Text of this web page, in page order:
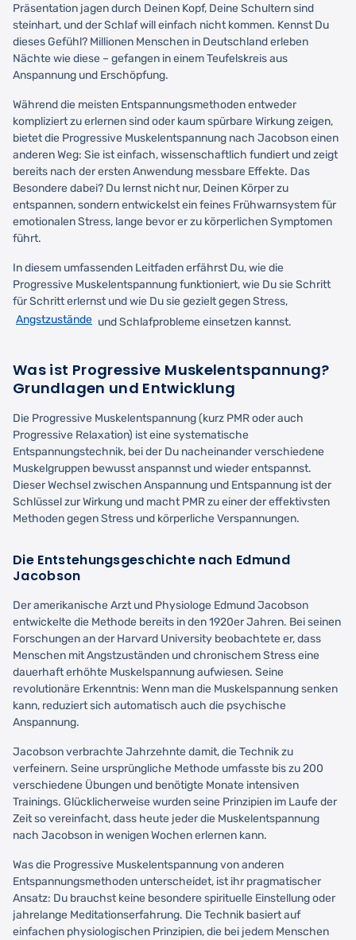
Präsentation jagen durch Deinen Kopf, Deine Schultern sind
steinhart, und der Schlaf will einfach nicht kommen. Kennst Du
dieses Gefühl? Millionen Menschen in Deutschland erleben
Nächte wie diese – gefangen in einem Teufelskreis aus
Anspannung und Erschöpfung.
Während die meisten Entspannungsmethoden entweder
kompliziert zu erlernen sind oder kaum spürbare Wirkung zeigen,
bietet die Progressive Muskelentspannung nach Jacobson einen
anderen Weg: Sie ist einfach, wissenschaftlich fundiert und zeigt
bereits nach der ersten Anwendung messbare Effekte. Das
Besondere dabei? Du lernst nicht nur, Deinen Körper zu
entspannen, sondern entwickelst ein feines Frühwarnsystem für
emotionalen Stress, lange bevor er zu körperlichen Symptomen
führt.
In diesem umfassenden Leitfaden erfährst Du, wie die
Progressive Muskelentspannung funktioniert, wie Du sie Schritt
für Schritt erlernst und wie Du sie gezielt gegen Stress,
Angstzustände und Schlafprobleme einsetzen kannst.
Was ist Progressive Muskelentspannung?
Grundlagen und Entwicklung
Die Progressive Muskelentspannung (kurz PMR oder auch
Progressive Relaxation) ist eine systematische
Entspannungstechnik, bei der Du nacheinander verschiedene
Muskelgruppen bewusst anspannst und wieder entspannst.
Dieser Wechsel zwischen Anspannung und Entspannung ist der
Schlüssel zur Wirkung und macht PMR zu einer der effektivsten
Methoden gegen Stress und körperliche Verspannungen.
Die Entstehungsgeschichte nach Edmund
Jacobson
Der amerikanische Arzt und Physiologe Edmund Jacobson
entwickelte die Methode bereits in den 1920er Jahren. Bei seinen
Forschungen an der Harvard University beobachtete er, dass
Menschen mit Angstzuständen und chronischem Stress eine
dauerhaft erhöhte Muskelspannung aufwiesen. Seine
revolutionäre Erkenntnis: Wenn man die Muskelspannung senken
kann, reduziert sich automatisch auch die psychische
Anspannung.
Jacobson verbrachte Jahrzehnte damit, die Technik zu
verfeinern. Seine ursprüngliche Methode umfasste bis zu 200
verschiedene Übungen und benötigte Monate intensiven
Trainings. Glücklicherweise wurden seine Prinzipien im Laufe der
Zeit so vereinfacht, dass heute jeder die Muskelentspannung
nach Jacobson in wenigen Wochen erlernen kann.
Was die Progressive Muskelentspannung von anderen
Entspannungsmethoden unterscheidet, ist ihr pragmatischer
Ansatz: Du brauchst keine besondere spirituelle Einstellung oder
jahrelange Meditationserfahrung. Die Technik basiert auf
einfachen physiologischen Prinzipien, die bei jedem Menschen